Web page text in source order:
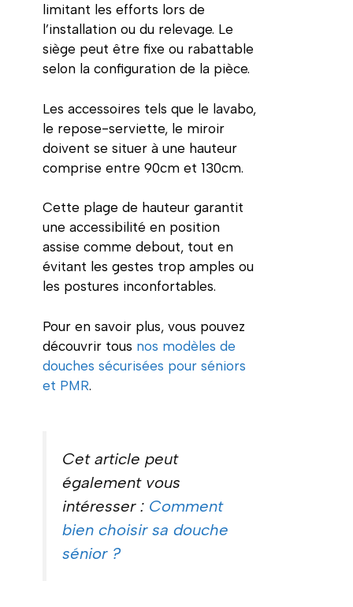
limitant les efforts lors de
l’installation ou du relevage. Le
siège peut être fixe ou rabattable
selon la configuration de la pièce.
Les accessoires tels que le lavabo,
le repose-serviette, le miroir
doivent se situer à une hauteur
comprise entre 90cm et 130cm.
Cette plage de hauteur garantit
une accessibilité en position
assise comme debout, tout en
évitant les gestes trop amples ou
les postures inconfortables.
Pour en savoir plus, vous pouvez
découvrir tous nos modèles de
douches sécurisées pour séniors
et PMR.
Cet article peut
également vous
intéresser : Comment
bien choisir sa douche
sénior ?